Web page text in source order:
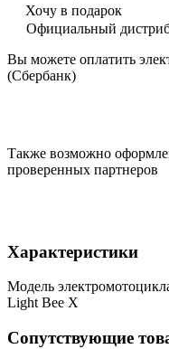
Хочу в подарок
Официальный
Вы можете оплатить
(Сбербанк)
Также возможно
проверенных партнеров
Характеристики
Модель
Light Bee X
Сопутствующие